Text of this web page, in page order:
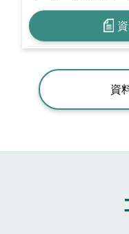
いたしますので、
が可能です。
資